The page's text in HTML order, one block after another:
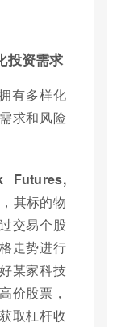
投资需求
有多样化
求和风险
其标的物
交易个股
走势进行
某家科技
价股票，
取杠杆收